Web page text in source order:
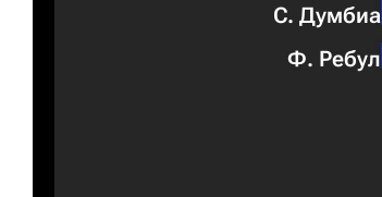
С. Думбиа
Ф. Ребул